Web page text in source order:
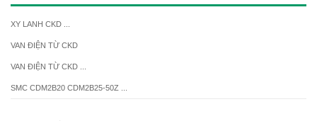
XY LANH CKD ...
VAN ĐIỆN TỪ CKD
VAN ĐIỆN TỪ CKD ...
SMC CDM2B20 CDM2B25-50Z ...